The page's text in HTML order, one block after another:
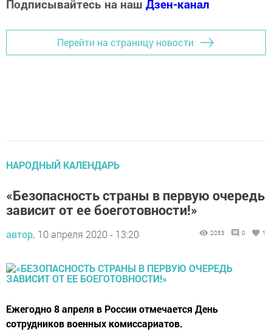
Подписывайтесь на наш Дзен-канал
Перейти на страницу новости
НАРОДНЫЙ КАЛЕНДАРЬ
«Безопасность страны в первую очередь
зависит от ее боеготовности!»
автор, 10 апреля 2020 - 13:20 2053 0 1
Ежегодно 8 апреля в России отмечается День
сотрудников военных комиссариатов.